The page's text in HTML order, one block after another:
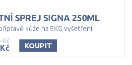
SPREJ SIGNA 250ML
kůže na EKG vyšetření
Kč
KOUPIT